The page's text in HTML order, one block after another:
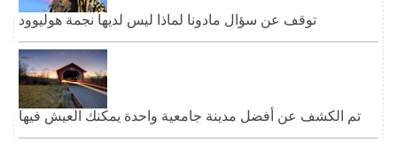
توقف عن سؤال مادونا لماذا ليس لديها نجمة هوليوود
تم الكشف عن أفضل مدينة جامعية واحدة يمكنك العيش فيها